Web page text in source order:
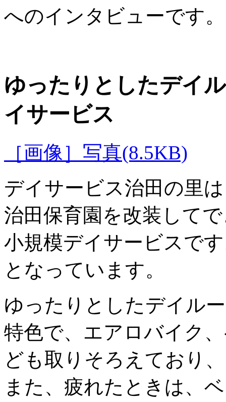
へのインタビューです。
ゆったりとしたデイ
イサービス
［画像］写真(8.5KB)
デイサービス治田の里
治田保育園を改装して
小規模デイサービスで
となっています。
ゆったりとしたデイル
特色で、エアロバイク
ども取りそろえており
また、疲れたときは、